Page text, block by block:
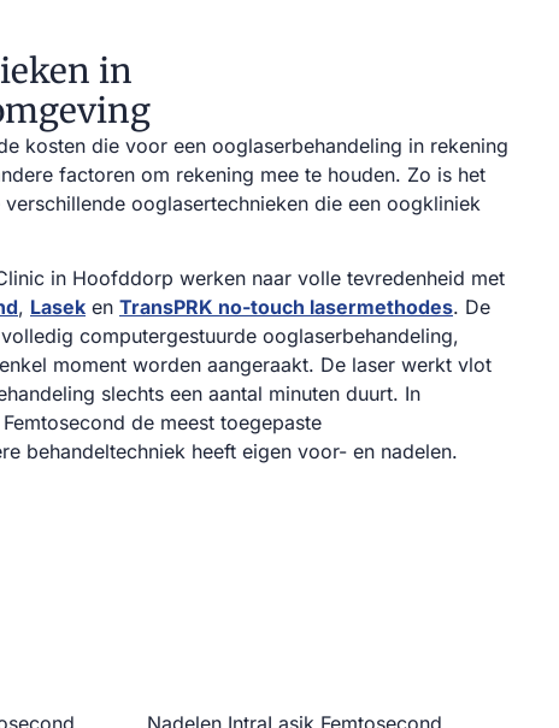
in
kosten die voor een ooglaserbehandeling in rekening
factoren om rekening mee te houden. Zo is het
ooglasertechnieken die een oogkliniek
in Hoofddorp werken naar volle tevredenheid met
, Lasek en TransPRK no-touch lasermethodes. De
computergestuurde ooglaserbehandeling,
moment worden aangeraakt. De laser werkt vlot
slechts een aantal minuten duurt. In
de meest toegepaste
behandeltechniek heeft eigen voor- en nadelen.
Nadelen IntraLasik Femtosecond